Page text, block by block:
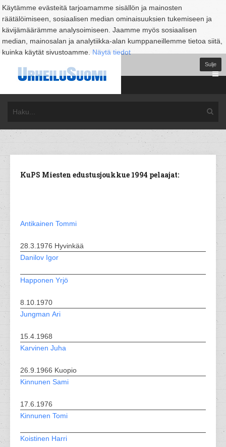
Käytämme evästeitä tarjoamamme sisällön ja mainosten
räätälöimiseen, sosiaalisen median ominaisuuksien tukemiseen ja
kävijämäärämme analysoimiseen. Jaamme myös sosiaalisen
median, mainosalan ja analytiikka-alan kumppaneillemme tietoa siitä,
kuinka käytät sivustoamme. Näytä tiedot
Sulje
KuPS Miesten edustusjoukkue 1994 pelaajat:
Antikainen Tommi
28.3.1976 Hyvinkää
Danilov Igor
Happonen Yrjö
8.10.1970
Jungman Ari
15.4.1968
Karvinen Juha
26.9.1966 Kuopio
Kinnunen Sami
17.6.1976
Kinnunen Tomi
Koistinen Harri